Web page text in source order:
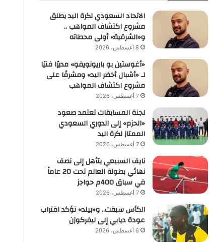
الاتحاد السعودي لكرة اليد يطلق
مشروع اكتشاف المواهب ..
و«الشرقية» أولى محطاته
8 أغسطس، 2026
«أغوستين بو باريونويفو» مديرًا فنيًا
لـ «أشبال أخضر اليد» ومشرفًا على
مشروع اكتشاف المواهب
7 أغسطس، 2026
لجنة المسابقات تعتمد صعود
«الحزم» إلى الدوري السعودي
الممتاز لكرة اليد
7 أغسطس، 2026
نايف السبيعي يتأهل إلى نصف
نهائي بطولة العالم تحت 20 عاماً
في سباق 400م حواجز
7 أغسطس، 2026
الكأس سبقت.. و«بيلد» تؤكد اقتراب
عودة ديابي إلى ليفركوزن
6 أغسطس، 2026